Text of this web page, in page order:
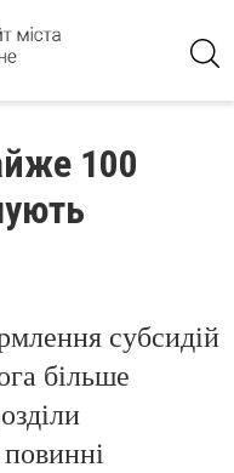
100
субсидій
більше